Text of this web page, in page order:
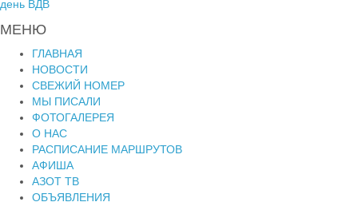
день ВДВ
МЕНЮ
ГЛАВНАЯ
НОВОСТИ
СВЕЖИЙ НОМЕР
МЫ ПИСАЛИ
ФОТОГАЛЕРЕЯ
О НАС
РАСПИСАНИЕ МАРШРУТОВ
АФИША
АЗОТ ТВ
ОБЪЯВЛЕНИЯ